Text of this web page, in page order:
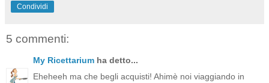
Condividi
5 commenti:
My Ricettarium ha detto...
Eheheeh ma che begli acquisti! Ahimè noi viaggiando in